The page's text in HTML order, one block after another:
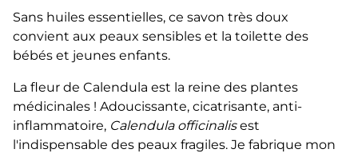
Sans huiles essentielles, ce savon très doux
convient aux peaux sensibles et la toilette des
bébés et jeunes enfants.
La fleur de Calendula est la reine des plantes
médicinales ! Adoucissante, cicatrisante, anti-
inflammatoire, Calendula officinalisest
l'indispensable des peaux fragiles. Je fabrique mon